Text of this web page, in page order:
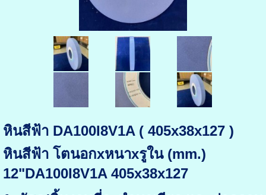
หินสีฟ้า DA100I8V1A ( 405x38x127 )
หินสีฟ้า โตนอกxหนาxรูใน (mm.)
12"DA100I8V1A 405x38x127